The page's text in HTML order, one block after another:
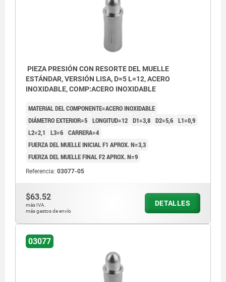
PIEZA PRESIÓN CON RESORTE DEL MUELLE
ESTÁNDAR, VERSIÓN LISA, D=5 L=12, ACERO
INOXIDABLE, COMP:ACERO INOXIDABLE
MATERIAL DEL COMPONENTE=ACERO INOXIDABLE
DIÁMETRO EXTERIOR=5 LONGITUD=12 D1=3,8 D2=5,6 L1=0,9
L2=2,1
L3=6 CARRERA=4
FUERZA DEL MUELLE INICIAL F1 APROX. N=3,3
FUERZA DEL MUELLE FINAL F2 APROX. N=9
Referencia: 03077-05
$63.52
más IVA.
más gastos de envío
DETALLES
03077